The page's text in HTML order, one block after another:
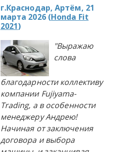
г.Краснодар, Артём, 21
марта 2026 (Honda Fit
2021)
"Выражаю
слова
благодарности коллективу
компании Fujiyama-
Trading, а в особенности
менеджеру Андрею!
Начиная от заключения
договора и выбора